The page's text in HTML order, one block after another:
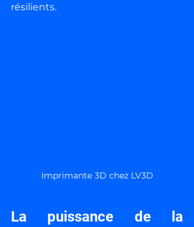
résilients.
Imprimante 3D chez LV3D
La puissance de la